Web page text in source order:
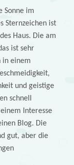
Sonne im
Sternzeichen ist
Haus. Die am
ist sehr
in einem
und geistige
schnell
Interesse
Blog. Die
gut, aber die